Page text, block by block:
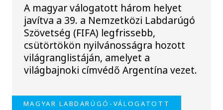
A magyar válogatott három helyet
javítva a 39. a Nemzetközi Labdarúgó
Szövetség (FIFA) legfrissebb,
csütörtökön nyilvánosságra hozott
világranglistáján, amelyet a
világbajnoki címvédő Argentína vezet.
MAGYAR LABDARÚGÓ-VÁLOGATOTT